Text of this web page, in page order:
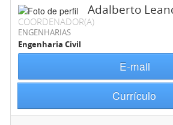
Adalberto
COORDENADOR(A)
ENGENHARIAS
Engenharia Civil
E-mail
Currículo